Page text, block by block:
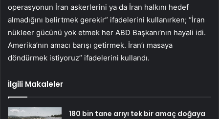
operasyonun İran askerlerini ya da İran halkını hedef
almadığını belirtmek gerekir” ifadelerini kullanırken; “İran
nükleer gücünü yok etmek her ABD Başkanı’nın hayali idi.
Amerika’nın amacı barışı getirmek. İran’ı masaya
döndürmek istiyoruz” ifadelerini kullandı.
İlgili Makaleler
180 bin tane arıyı tek bir amaç doğaya